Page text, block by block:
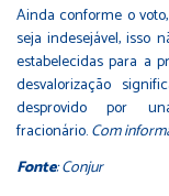
Ainda conforme o
seja indesejável, isso
estabelecidas para a
desvalorização
desprovido por
fracionário.Com
Fonte: Conjur